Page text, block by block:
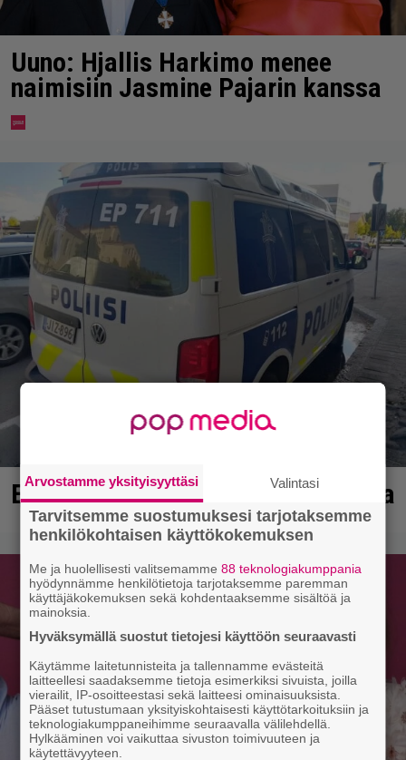
Uuno: Hjallis Harkimo menee
naimisiin Jasmine Pajarin kanssa
Erittäin vaarallinen kuski Ulvilassa
Arvostamme yksityisyyttäsi Valintasi
Tarvitsemme suostumuksesi tarjotaksemme
henkilökohtaisen käyttökokemuksen
Me ja huolellisesti valitsemamme88 teknologiakumppania
hyödynnämme henkilötietoja tarjotaksemme paremman
käyttäjäkokemuksen sekä kohdentaaksemme sisältöä ja
mainoksia.
Hyväksymällä suostut tietojesi käyttöön seuraavasti
Käytämme laitetunnisteita ja tallennamme evästeitä
laitteellesi saadaksemme tietoja esimerkiksi sivuista, joilla
vierailit, IP-osoitteestasi sekä laitteesi ominaisuuksista.
Pääset tutustumaan yksityiskohtaisesti käyttötarkoituksiin ja
teknologiakumppaneihimme seuraavalla välilehdellä.
Hylkääminen voi vaikuttaa sivuston toimivuuteen ja
käytettävyyteen.